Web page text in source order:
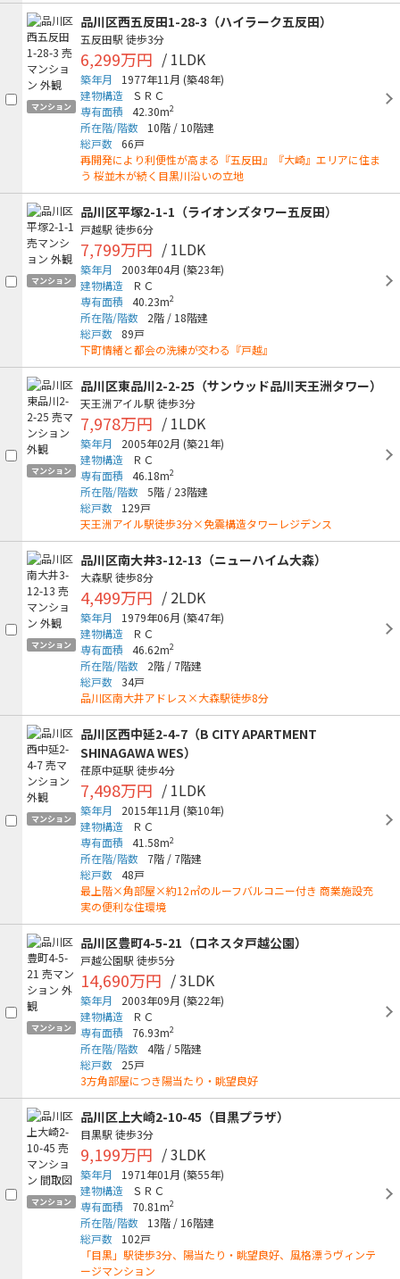
マンション
品川区西五反田1-28-3（ハイラーク五反田）
五反田駅 徒歩3分
6,299万円 / 1LDK
築年月 1977年11月 (築48年)
建物構造
ＳＲＣ
専有面積
42.30m2
所在階/階数 10階 / 10階建
総戸数 66戸
再開発により利便性が高まる『五反田』『大崎』エリアに住ま
う 桜並木が続く目黒川沿いの立地
マンション
品川区平塚2-1-1（ライオンズタワー五反田）
戸越駅 徒歩6分
7,799万円 / 1LDK
築年月 2003年04月 (築23年)
建物構造
ＲＣ
専有面積
40.23m2
所在階/階数 2階 / 18階建
総戸数
89戸
下町情緒と都会の洗練が交わる『戸越』
マンション
品川区東品川2-2-25（サンウッド品川天王洲タワー）
天王洲アイル駅 徒歩3分
7,978万円 / 1LDK
築年月 2005年02月 (築21年)
建物構造
ＲＣ
専有面積
46.18m2
所在階/階数 5階 / 23階建
総戸数
129戸
天王洲アイル駅徒歩3分×免震構造タワーレジデンス
マンション
品川区南大井3-12-13（ニューハイム大森）
大森駅 徒歩8分
4,499万円 / 2LDK
築年月 1979年06月 (築47年)
建物構造
ＲＣ
専有面積
46.62m2
所在階/階数 2階 / 7階建
総戸数 34戸
品川区南大井アドレス×大森駅徒歩8分
マンション
品川区西中延2-4-7（B CITY APARTMENT
SHINAGAWA WES）
荏原中延駅 徒歩4分
7,498万円 / 1LDK
築年月 2015年11月 (築10年)
建物構造
ＲＣ
専有面積
41.58m2
所在階/階数 7階 / 7階建
総戸数 48戸
最上階×角部屋×約12㎡のルーフバルコニー付き 商業施設充
実の便利な住環境
マンション
品川区豊町4-5-21（ロネスタ戸越公園）
戸越公園駅 徒歩5分
14,690万円 / 3LDK
築年月 2003年09月 (築22年)
建物構造
ＲＣ
専有面積
76.93m2
所在階/階数 4階 /5階建
総戸数
25戸
3方角部屋につき陽当たり・眺望良好
マンション
品川区上大崎2-10-45（目黒プラザ）
目黒駅 徒歩3分
9,199万円 / 3LDK
築年月 1971年01月 (築55年)
建物構造
ＳＲＣ
専有面積
70.81m2
所在階/階数 13階 / 16階建
総戸数
102戸
「目黒」駅徒歩3分、陽当たり・眺望良好、風格漂うヴィンテ
ージマンション